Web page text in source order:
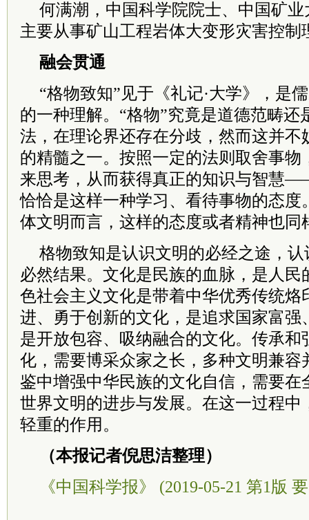
何满潮，中国科学院院士、中国矿
主要从事矿山工程岩体大变形灾害控制
融会贯通
“格物致知”见于《礼记·大学》，是
的一种理解。“格物”究竟是道德范畴还
法，在理论界还存在分歧，然而这并不
的精髓之一。按照一定的法则取舍事物
来思考，从而获得真正的知识与智慧
恰恰是这样一种学习、看待事物的态度
体文明而言，这样的态度或者精神也同
格物致知是认识文明的必经之途，
必然结果。文化是民族的血脉，是人民
色社会主义文化是带着中华优秀传统烙
进、勇于创新的文化，是追求国家富强
是开放包容、吸纳融合的文化。传承和
化，需要博采众家之长，多种文明兼容
鉴中增强中华民族的文化自信，需要在
世界文明的进步与发展。在这一过程中
轻重的作用。
（本报记者倪思洁整理）
《中国科学报》 (2019-05-21 第1版